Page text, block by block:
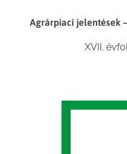
Agrárpiaci jelentések
XVII.